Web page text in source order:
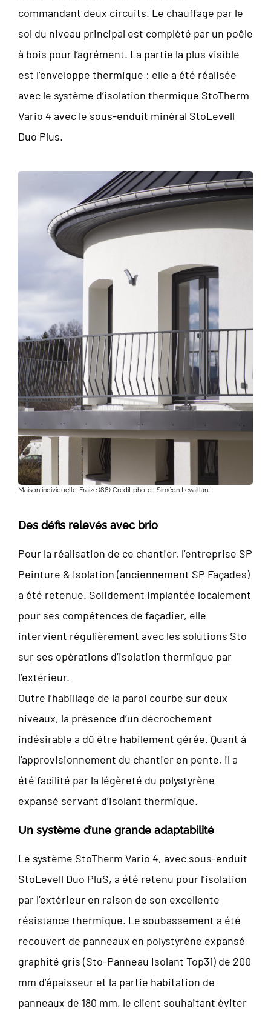
commandant deux circuits. Le chauffage par le
sol du niveau principal est complété par un poêle
à bois pour l’agrément. La partie la plus visible
est l’enveloppe thermique : elle a été réalisée
avec le système d’isolation thermique StoTherm
Vario 4 avec le sous-enduit minéral StoLevell
Duo Plus.
Maison individuelle, Fraize (88) Crédit photo : Siméon Levaillant
Des défis relevés avec brio
Pour la réalisation de ce chantier, l’entreprise SP
Peinture & Isolation (anciennement SP Façades)
a été retenue. Solidement implantée localement
pour ses compétences de façadier, elle
intervient régulièrement avec les solutions Sto
sur ses opérations d’isolation thermique par
l’extérieur.
Outre l’habillage de la paroi courbe sur deux
niveaux, la présence d’un décrochement
indésirable a dû être habilement gérée. Quant à
l’approvisionnement du chantier en pente, il a
été facilité par la légèreté du polystyrène
expansé servant d’isolant thermique.
Un système d’une grande adaptabilité
Le système StoTherm Vario 4, avec sous-enduit
StoLevell Duo PluS, a été retenu pour l’isolation
par l’extérieur en raison de son excellente
résistance thermique. Le soubassement a été
recouvert de panneaux en polystyrène expansé
graphité gris (Sto-Panneau Isolant Top31) de 200
mm d’épaisseur et la partie habitation de
panneaux de 180 mm, le client souhaitant éviter